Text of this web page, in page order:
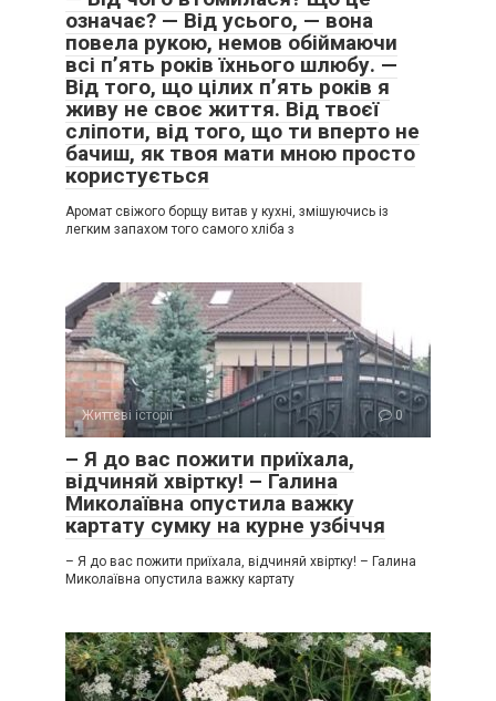
означає? — Від усього, — вона
повела рукою, немов обіймаючи
всі п’ять років їхнього шлюбу. —
Від того, що цілих п’ять років я
живу не своє життя. Від твоєї
сліпоти, від того, що ти вперто не
бачиш, як твоя мати мною просто
користується
Аромат свіжого борщу витав у кухні, змішуючись із
легким запахом того самого хліба з
Життєві історії 0
– Я до вас пожити приїхала,
відчиняй хвіртку! – Галина
Миколаївна опустила важку
картату сумку на курне узбіччя
– Я до вас пожити приїхала, відчиняй хвіртку! – Галина
Миколаївна опустила важку картату